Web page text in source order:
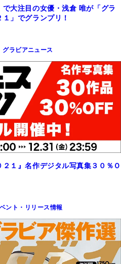
で大注目の女優・浅倉 唯が「グラ
」でグランプリ！
グラビアニュース
１』名作デジタル写真集３０％Ｏ
ント・リリース情報